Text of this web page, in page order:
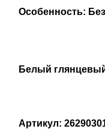
Особенность:
Белый
Артикул: